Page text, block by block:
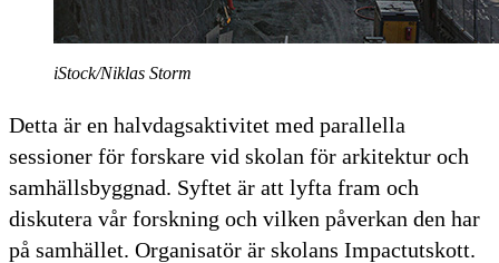
iStock/Niklas Storm
Detta är en halvdagsaktivitet med parallella
sessioner för forskare vid skolan för arkitektur och
samhällsbyggnad. Syftet är att lyfta fram och
diskutera vår forskning och vilken påverkan den har
på samhället. Organisatör är skolans Impactutskott.